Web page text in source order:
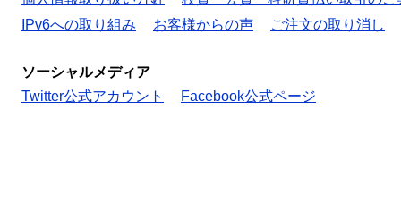
IPv6への取り組み
お客様からの声 ご注文の取り消し
ソーシャルメディア
Twitter公式アカウント
Facebook公式ページ